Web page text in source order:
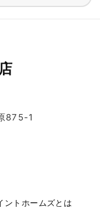
875-1
ントホームズとは